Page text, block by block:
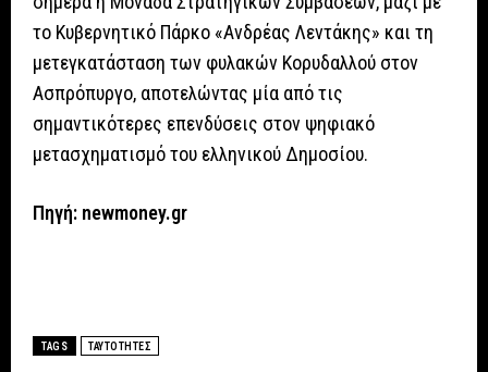
το Κυβερνητικό Πάρκο «Ανδρέας Λεντάκης» και τη
μετεγκατάσταση των φυλακών Κορυδαλλού στον
Ασπρόπυργο, αποτελώντας μία από τις
σημαντικότερες επενδύσεις στον ψηφιακό
μετασχηματισμό του ελληνικού Δημοσίου.
Πηγή: newmoney.gr
TAGS ΤΑΥΤΟΤΗΤΕΣ